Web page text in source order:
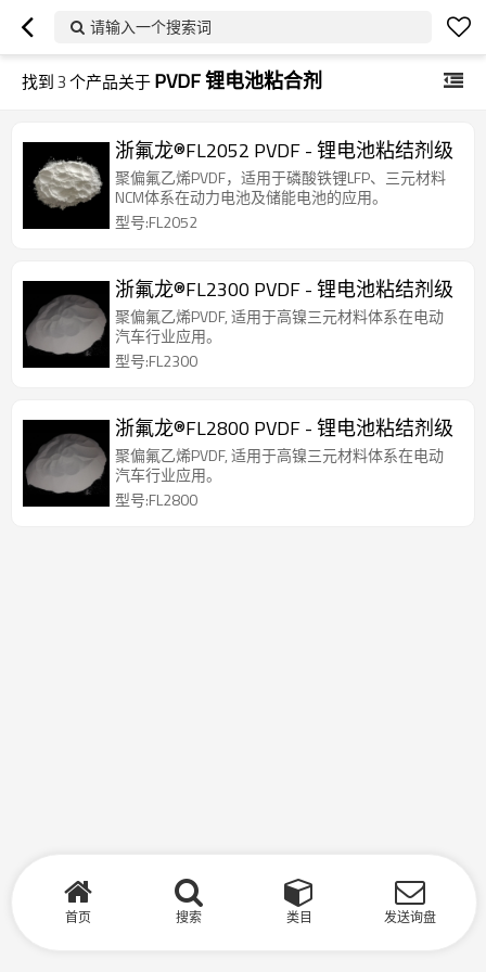
请输入一个搜索词
找到3个产品关于PVDF 锂电池粘合剂
浙氟龙®FL2052 PVDF - 锂电池粘结剂级
聚偏氟乙烯PVDF，适用于磷酸铁锂LFP、三元材料
NCM体系在动力电池及储能电池的应用。
型号:FL2052
浙氟龙®FL2300 PVDF - 锂电池粘结剂级
聚偏氟乙烯PVDF, 适用于高镍三元材料体系在电动
汽车行业应用。
型号:FL2300
浙氟龙®FL2800 PVDF - 锂电池粘结剂级
聚偏氟乙烯PVDF, 适用于高镍三元材料体系在电动
汽车行业应用。
型号:FL2800
首页 搜索 类目 发送询盘